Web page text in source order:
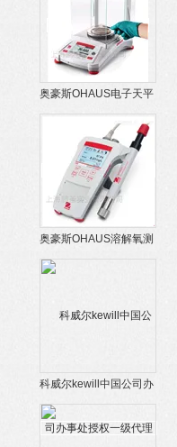
奥豪斯OHAUS电子天平
南京办事处一级代理
奥豪斯OHAUS溶解氧测
定仪沈阳授权代理商
科威尔kewill中国公司办
事处授权一级代理商